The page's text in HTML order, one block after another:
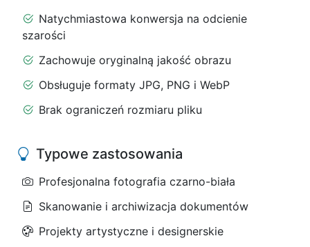
Natychmiastowa konwersja na odcienie
szarości
Zachowuje oryginalną jakość obrazu
Obsługuje formaty JPG, PNG i WebP
Brak ograniczeń rozmiaru pliku
Typowe zastosowania
Profesjonalna fotografia czarno-biała
Skanowanie i archiwizacja dokumentów
Projekty artystyczne i designerskie